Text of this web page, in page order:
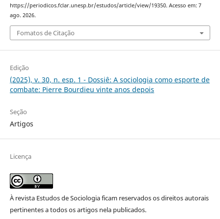
https://periodicos.fclar.unesp.br/estudos/article/view/19350. Acesso em: 7
ago. 2026.
Fomatos de Citação
Edição
(2025), v. 30, n. esp. 1 - Dossiê: A sociologia como esporte de
combate: Pierre Bourdieu vinte anos depois
Seção
Artigos
Licença
À revista Estudos de Sociologia ficam reservados os direitos autorais
pertinentes a todos os artigos nela publicados.